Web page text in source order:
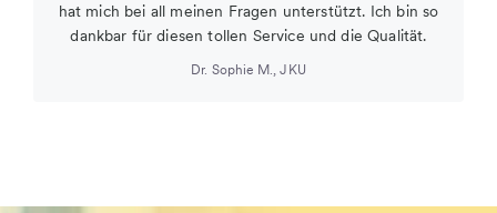
hat mich bei all meinen Fragen unterstützt. Ich bin so
dankbar für diesen tollen Service und die Qualität.
Dr. Sophie M.,JKU